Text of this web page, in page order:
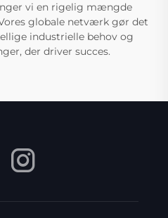
vi en rigelig mængde
globale netværk gør det
industrielle behov og
der driver succes.